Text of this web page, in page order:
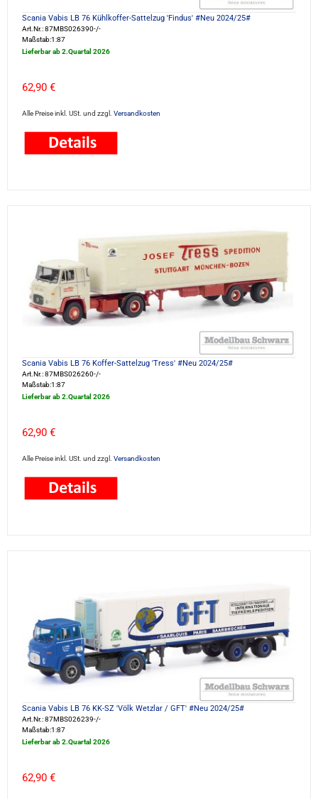
Scania Vabis LB 76 Kühlkoffer-Sattelzug 'Findus' #Neu 2024/25#
Art.Nr.: 87MBS026390-/-
Maßstab:1:87
Lieferbar ab 2.Quartal 2026
62,90 €
Alle Preise inkl. USt. und zzgl. Versandkosten
Scania Vabis LB 76 Koffer-Sattelzug 'Tress' #Neu 2024/25#
Art.Nr.: 87MBS026260-/-
Maßstab:1:87
Lieferbar ab 2.Quartal 2026
62,90 €
Alle Preise inkl. USt. und zzgl. Versandkosten
Scania Vabis LB 76 KK-SZ 'Völk Wetzlar / GFT' #Neu 2024/25#
Art.Nr.: 87MBS026239-/-
Maßstab:1:87
Lieferbar ab 2.Quartal 2026
62,90 €